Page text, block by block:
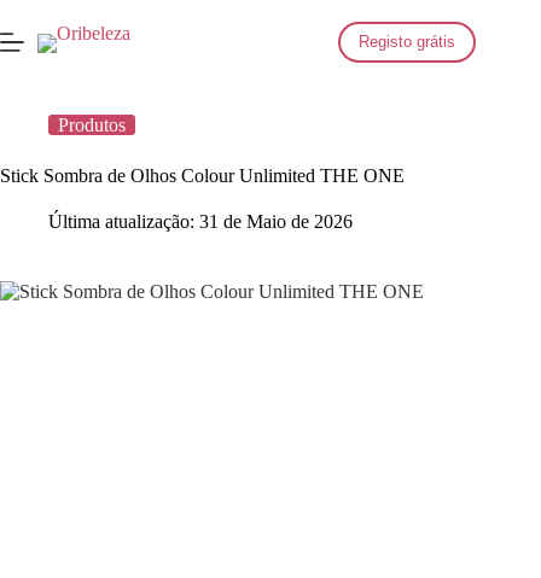
para
o
Registo grátis
Produtos
Stick Sombra de Olhos Colour Unlimited THE ONE
Última atualização: 31 de Maio de 2026